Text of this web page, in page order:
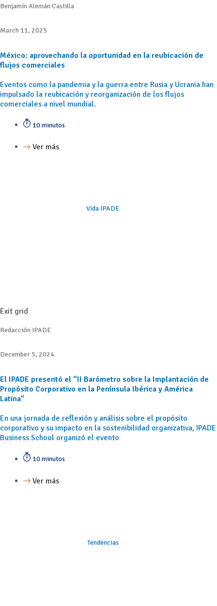
Benjamín Alemán Castilla
March 11, 2025
México: aprovechando la oportunidad en la reubicación de
flujos comerciales
Eventos como la pandemia y la guerra entre Rusia y Ucrania han
impulsado la reubicación y reorganización de los flujos
comerciales a nivel mundial.
10 minutos
Ver más
Vida IPADE
Exit grid
Redacción IPADE
December 5, 2024
El IPADE presentó el “II Barómetro sobre la Implantación de
Propósito Corporativo en la Península Ibérica y América
Latina”
En una jornada de reflexión y análisis sobre el propósito
corporativo y su impacto en la sostenibilidad organizativa, IPADE
Business School organizó el evento
10 minutos
Ver más
Tendencias